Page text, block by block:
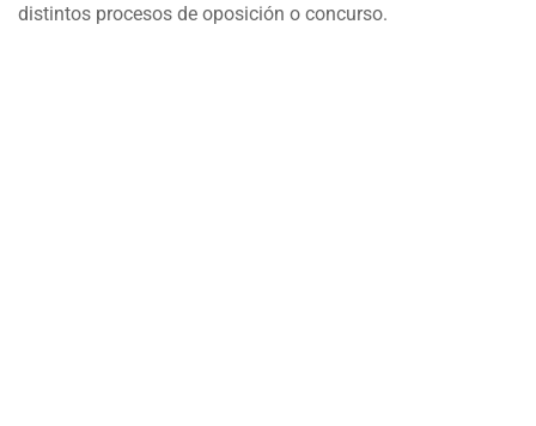
distintos procesos de oposición o concurso.